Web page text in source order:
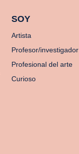
SOY
Artista
Profesor/investigador
Profesional del arte
Curioso